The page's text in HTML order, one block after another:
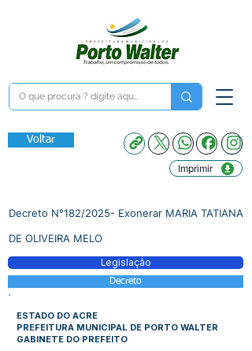
Voltar
Imprimir
Decreto N°182/2025- Exonerar MARIA TATIANA
DE OLIVEIRA MELO
Legislação
Decreto
ESTADO DO ACRE
PREFEITURA MUNICIPAL DE PORTO WALTER
GABINETE DO PREFEITO